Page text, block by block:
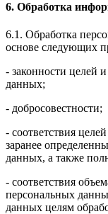
6. Обработка
6.1. Обработка
основе следующих
- законности целей
данных;
- добросовестности;
- соответствия
заранее
данных, а также
- соответствия
персональных
данных целям